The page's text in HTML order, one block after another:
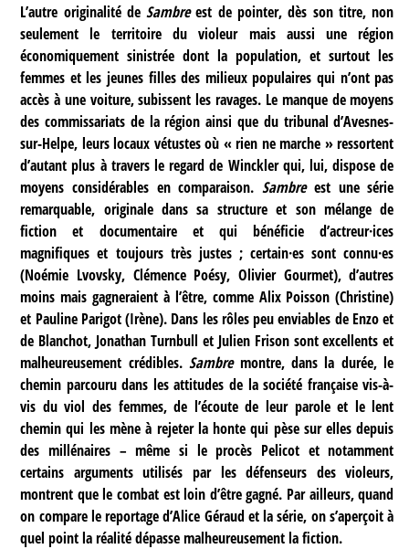
L’autre originalité deSambreest de pointer, dès son titre, non
seulement le territoire du violeur mais aussi une région
économiquement sinistrée dont la population, et surtout les
femmes et les jeunes filles des milieux populaires qui n’ont pas
accès à une voiture, subissent les ravages. Le manque de moyens
des commissariats de la région ainsi que du tribunal d’Avesnes-
sur-Helpe, leurs locaux vétustes où « rien ne marche » ressortent
d’autant plus à travers le regard de Winckler qui, lui, dispose de
moyens considérables en comparaison.Sambreest une série
remarquable, originale dans sa structure et son mélange de
fiction et documentaire et qui bénéficie d’actreur·ices
magnifiques et toujours très justes ; certain·es sont connu·es
(Noémie Lvovsky, Clémence Poésy, Olivier Gourmet), d’autres
moins mais gagneraient à l’être, comme Alix Poisson (Christine)
et Pauline Parigot (Irène). Dans les rôles peu enviables de Enzo et
de Blanchot, Jonathan Turnbull et Julien Frison sont excellents et
malheureusement crédibles.Sambremontre, dans la durée, le
chemin parcouru dans les attitudes de la société française vis-à-
vis du viol des femmes, de l’écoute de leur parole et le lent
chemin qui les mène à rejeter la honte qui pèse sur elles depuis
des millénaires – même si le procès Pelicot et notamment
certains arguments utilisés par les défenseurs des violeurs,
montrent que le combat est loin d’être gagné. Par ailleurs, quand
on compare le reportage d’Alice Géraud et la série, on s’aperçoit à
quel point la réalité dépasse malheureusement la fiction.